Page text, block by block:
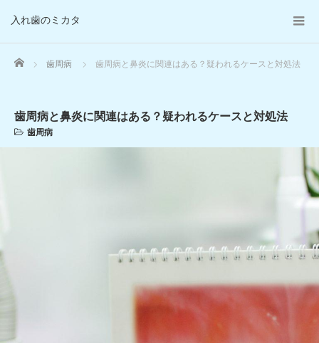
入れ歯のミカタ
Home 歯周病 歯周病と鼻炎に関連はある？疑われるケースと対処法
歯周病と鼻炎に関連はある？疑われるケースと対処法
歯周病